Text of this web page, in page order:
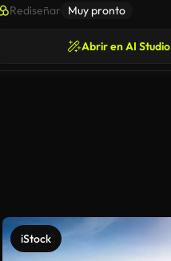
Rediseñar Muy pronto
Abrir en AI Studio
iStock